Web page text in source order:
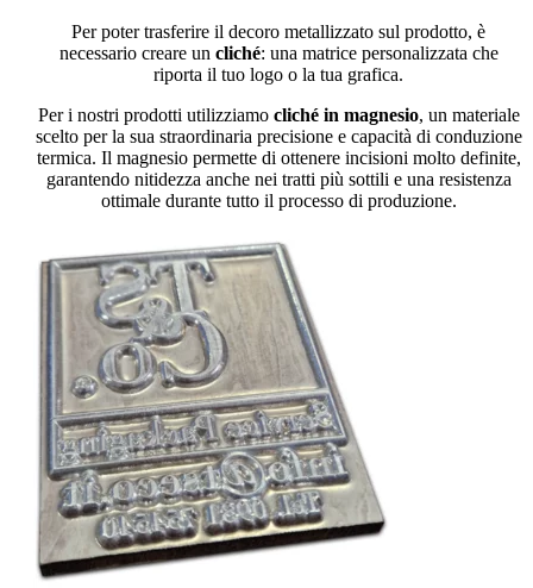
Per poter trasferire il decoro metallizzato sul prodotto, è
necessario creare un cliché: una matrice personalizzata che
riporta il tuo logo o la tua grafica.
Per i nostri prodotti utilizziamo cliché in magnesio, un materiale
scelto per la sua straordinaria precisione e capacità di conduzione
termica. Il magnesio permette di ottenere incisioni molto definite,
garantendo nitidezza anche nei tratti più sottili e una resistenza
ottimale durante tutto il processo di produzione.